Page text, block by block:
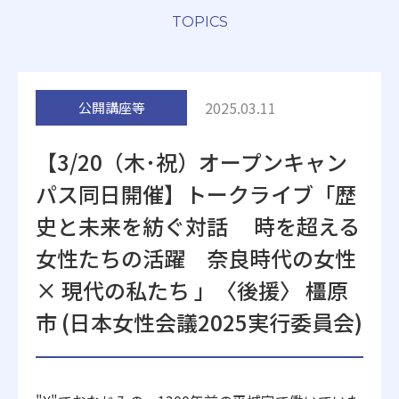
受験生の方へ 在学生の方へ
卒業生の方へ 一般・企業の方
地歴甲子園 法人本部
TOPICS
公開講座等 2025.03.11
【3/20（木･祝）オープンキャン
パス同日開催】トークライブ「歴
史と未来を紡ぐ対話 時を超える
女性たちの活躍 奈良時代の女性
× 現代の私たち 」〈後援〉 橿原
市 (日本女性会議2025実行委員会)